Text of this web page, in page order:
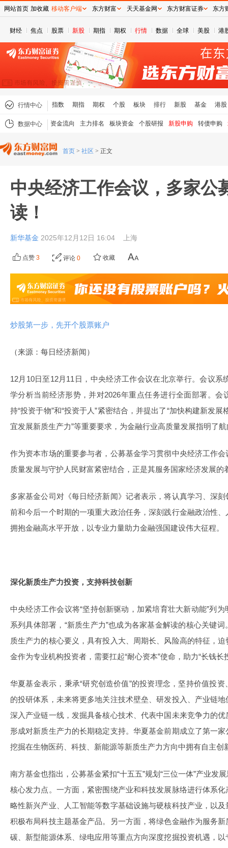
财经 焦点 股票 新股 期指 期权 行情 数据 全球 美股 港
行情中心 指数 期指 期权 个股 板块 排行 新股 基金 港股
数据中心 资金流向 主力排名 板块资金 个股研报 新股申购 转债申购
首页 > 社区 > 正文
中央经济工作会议，多家公
读！
新华基金 2025年12月12日 16:04 上海
点赞 3 评论 0 收藏
炒股第一步，先开个股票账户
（来源：每日经济新闻）
12月10日至12月11日，中央经济工作会议在北京举行。会议系
学分析当前经济形势，并对2026年重点任务进行全面部署。会
持“投资于物”和“投资于人”紧密结合，并提出了“加快构建新发展
宜发展新质生产力”等重要要求，为金融行业高质量发展指明了
作为资本市场的重要参与者，公募基金学习贯彻中央经济工作
质量发展与守护人民财富紧密结合，正是其服务国家经济发展的
多家基金公司对《每日经济新闻》记者表示，将认真学习、深
前和今后一个时期的一项重大政治任务，深刻践行金融政治性
拥抱金融高水平开放，以专业力量助力金融强国建设伟大征程。
深化新质生产力投资，支持科技创新
中央经济工作会议将“坚持创新驱动，加紧培育壮大新动能”列
系列具体部署，“新质生产力”也成为各家基金解读的核心关键
质生产力的核心要义，具有投入大、周期长、风险高的特征，
金作为专业机构投资者，需要扛起“耐心资本”使命，助力“长钱长
华夏基金表示，秉承“研究创造价值”的投资理念，坚持价值投
的投研体系，未来将更多地关注技术壁垒、研发投入、产业链
深入产业链一线，发掘具备核心技术、代表中国未来竞争力的
形成对新质生产力的长期稳定支持。华夏基金前期成立了第一
挖掘在生物医药、科技、新能源等新质生产力方向中拥有自主创
南方基金也指出，公募基金紧扣“十五五”规划“三位一体”产业发
核心发力点。一方面，紧密围绕产业和科技发展脉络进行体系
略性新兴产业、人工智能等数字基础设施与硬核科技产业，以
积极布局科技主题基金产品。另一方面，将绿色金融作为服务
碳、新型能源体系、绿电应用等重点方向深度挖掘投资机遇，
网站首页 加收藏 移动客户端 东方财富 天天基金网 东方财富证券 东方